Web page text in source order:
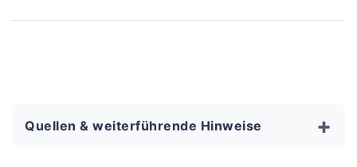
Quellen & weiterführende Hinweise +